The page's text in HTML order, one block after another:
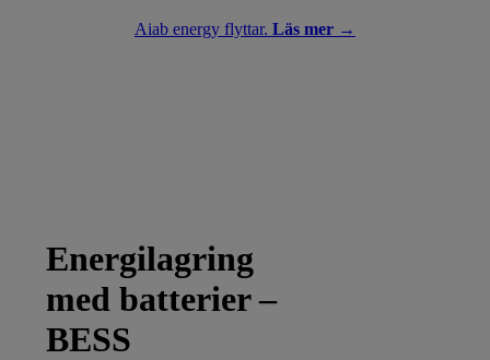
Aiab energy flyttar. Läs mer →
Energilagring
med batterier –
BESS